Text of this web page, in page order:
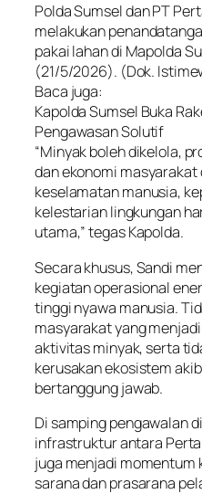
Polda Sumsel dan PT
melakukan
pakai lahan di Mapolda
(21/5/2026). (Dok.
Baca juga:
Kapolda Sumsel Buka
Pengawasan Solutif
“Minyak boleh dikelola,
dan ekonomi
keselamatan manusia,
kelestarian lingkungan
utama,” tegas Kapolda.
Secara khusus, Sandi
kegiatan operasional
tinggi nyawa manusia.
masyarakat yang
aktivitas minyak, serta
kerusakan ekosistem
bertanggung jawab.
Di samping pengawalan
infrastruktur antara
juga menjadi
sarana dan prasarana